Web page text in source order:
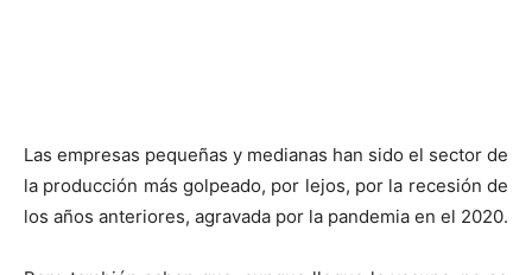
Las empresas pequeñas y medianas han sido el sector de
la producción más golpeado, por lejos, por la recesión de
los años anteriores, agravada por la pandemia en el 2020.